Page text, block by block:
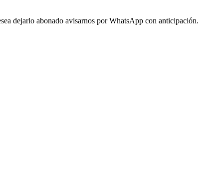
dejarlo abonado avisarnos por WhatsApp con anticipación.